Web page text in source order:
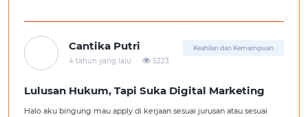
Cantika Putri Keahlian dan Kemampuan
4 tahun yang lalu . 5223
Lulusan Hukum, Tapi Suka Digital Marketing
Halo aku bingung mau apply di kerjaan sesuai jurusan atau sesuai